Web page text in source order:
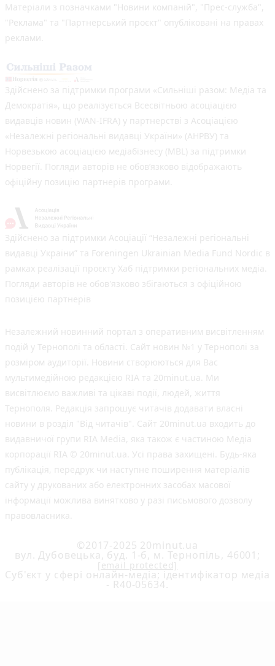
Матеріали з позначками "Новини компаній", "Прес-служба",
"Реклама" та "Партнерський проєкт" опубліковані на правах
реклами.
Здійснено за підтримки програми «Сильніші разом: Медіа та
Демократія», що реалізується Всесвітньою асоціацією
видавців новин (WAN-IFRA) у партнерстві з Асоціацією
«Незалежні регіональні видавці України» (АНРВУ) та
Норвезькою асоціацією медіабізнесу (MBL) за підтримки
Норвегії. Погляди авторів не обов’язково відображають
офіційну позицію партнерів програми.
Здійснено за підтримки Асоціації “Незалежні регіональні
видавці України” та Foreningen Ukrainian Media Fund Nordic в
рамках реалізації проєкту Хаб підтримки регіональних медіа.
Погляди авторів не обов'язково збігаються з офіційною
позицією партнерів
Незалежний новинний портал з оперативним висвітленням
подій у Тернополі та області. Сайт новин №1 у Тернополі за
розміром аудиторії. Новини створюються для Вас
мультимедійною редакцією RIA та 20minut.ua. Ми
висвітлюємо важливі та цікаві події, людей, життя
Тернополя. Редакція запрошує читачів додавати власні
новини в розділ "Від читачів". Сайт 20minut.ua входить до
видавничої групи RIA Media, яка також є частиною Медіа
корпорації RIA © 20minut.ua. Усі права захищені. Будь-яка
публiкацiя, передрук чи наступне поширення матеріалів
сайту у друкованих або електронних засобах масової
інформації можлива винятково у разі письмового дозволу
правовласника.
©2017-2025 20minut.ua
вул. Дубовецька, буд. 1-б, м. Тернопіль, 46001;
[email protected]
Cуб'єкт у сфері онлайн-медіа; ідентифікатор медіа
- R40-05634.